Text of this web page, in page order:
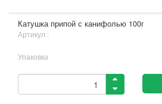
Катушка припой с канифолью 100г
Артикул :
Упаковка